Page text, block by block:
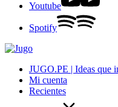
Youtube
Spotify
JUGO.PE | Ideas que
Mi cuenta
Recientes